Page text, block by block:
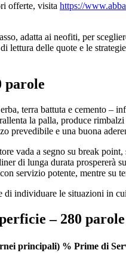
offerte, visita https://
adatta ai neofiti, per
delle quote e le
parole
terra battuta e cemento –
la palla, produce
prevedibile e una buona
vada a segno su break
di lunga durata prospererà
servizio potente, mentre su
di individuare le situazioni in
– 280 parole
principali) % Prime di